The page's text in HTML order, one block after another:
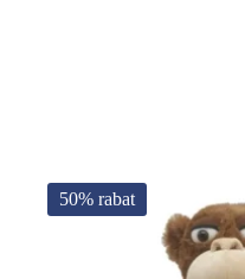
50% rabat